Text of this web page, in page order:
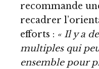
recommande
recadrer
efforts : « Il y a
multiples qui
ensemble pour